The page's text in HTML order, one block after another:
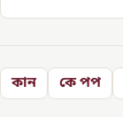
কান কে পপ